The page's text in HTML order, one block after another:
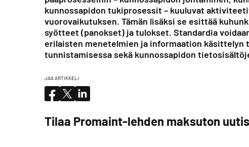
kunnossapidon tukiprosessit – kuuluvat
vuorovaikutuksen. Tämän lisäksi se esittää
syötteet (panokset) ja tulokset. Standardia
erilaisten menetelmien ja informaation käsittelyn
tunnistamisessa sekä kunnossapidon
JAA ARTIKKELI
Tilaa Promaint-lehden maksuton